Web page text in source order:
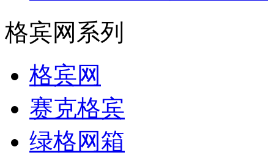
格宾网系列
格宾网
赛克格宾
绿格网箱